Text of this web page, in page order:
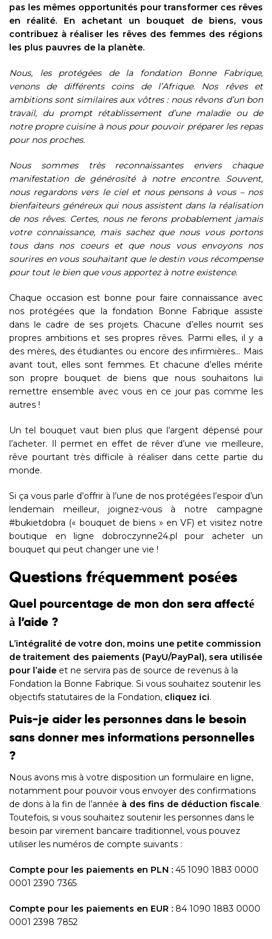
pas les mêmes opportunités pour transformer ces rêves
en réalité. En achetant un bouquet de biens, vous
contribuez à réaliser les rêves des femmes des régions
les plus pauvres de la planète.
Nous, les protégées de la fondation Bonne Fabrique,
venons de différents coins de l’Afrique. Nos rêves et
ambitions sont similaires aux vôtres : nous rêvons d’un bon
travail, du prompt rétablissement d’une maladie ou de
notre propre cuisine à nous pour pouvoir préparer les repas
pour nos proches.
Nous sommes très reconnaissantes envers chaque
manifestation de générosité à notre encontre. Souvent,
nous regardons vers le ciel et nous pensons à vous – nos
bienfaiteurs généreux qui nous assistent dans la réalisation
de nos rêves. Certes, nous ne ferons probablement jamais
votre connaissance, mais sachez que nous vous portons
tous dans nos coeurs et que nous vous envoyons nos
sourires en vous souhaitant que le destin vous récompense
pour tout le bien que vous apportez à notre existence.
Chaque occasion est bonne pour faire connaissance avec
nos protégées que la fondation Bonne Fabrique assiste
dans le cadre de ses projets. Chacune d’elles nourrit ses
propres ambitions et ses propres rêves. Parmi elles, il y a
des mères, des étudiantes ou encore des infirmières… Mais
avant tout, elles sont femmes. Et chacune d’elles mérite
son propre bouquet de biens que nous souhaitons lui
remettre ensemble avec vous en ce jour pas comme les
autres !
Un tel bouquet vaut bien plus que l’argent dépensé pour
l’acheter. Il permet en effet de rêver d’une vie meilleure,
rêve pourtant très difficile à réaliser dans cette partie du
monde.
Si ça vous parle d’offrir à l’une de nos protégées l’espoir d’un
lendemain meilleur, joignez-vous à notre campagne
#bukietdobra (« bouquet de biens » en VF) et visitez notre
boutique en ligne dobroczynne24.pl pour acheter un
bouquet qui peut changer une vie !
Questions fréquemment posées
Quel pourcentage de mon don sera affecté
à l’aide ?
L’intégralité de votre don, moins une petite commission
de traitement des paiements (PayU/PayPal), sera utilisée
pour l’aide et ne servira pas de source de revenus à la
Fondation la Bonne Fabrique. Si vous souhaitez soutenir les
objectifs statutaires de la Fondation, cliquez ici.
Puis-je aider les personnes dans le besoin
sans donner mes informations personnelles
?
Nous avons mis à votre disposition un formulaire en ligne,
notamment pour pouvoir vous envoyer des confirmations
de dons à la fin de l’année à des fins de déduction fiscale.
Toutefois, si vous souhaitez soutenir les personnes dans le
besoin par virement bancaire traditionnel, vous pouvez
utiliser les numéros de compte suivants :
Compte pour les paiements en PLN : 45 1090 1883 0000
0001 2390 7365
Compte pour les paiements en EUR : 84 1090 1883 0000
0001 2398 7852